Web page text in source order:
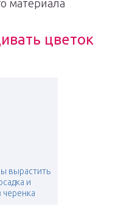
материала
цветок
вырастить
и